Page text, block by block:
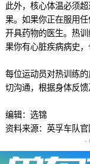
此外，核心体温必须
果。如果你正在服用
开具药物的医生。热
果你有心脏疾病病史，
每位运动员对热训练
切沟通，根据身体反馈
编辑：选锦
资料来源：英孚车队官
-